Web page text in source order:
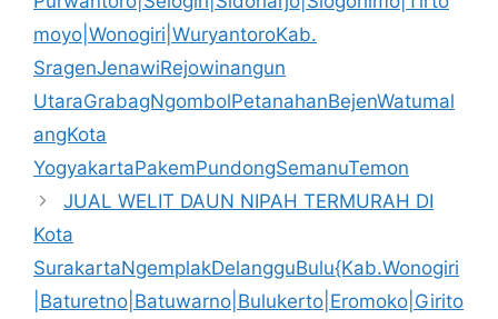
moyo|Wonogiri|WuryantoroKab.
SragenJenawiRejowinangun
UtaraGrabagNgombolPetanahanBejenWatumal
angKota
YogyakartaPakemPundongSemanuTemon
JUAL WELIT DAUN NIPAH TERMURAH DI
Kota
SurakartaNgemplakDelangguBulu{Kab.Wonogiri
|Baturetno|Batuwarno|Bulukerto|Eromoko|Girito